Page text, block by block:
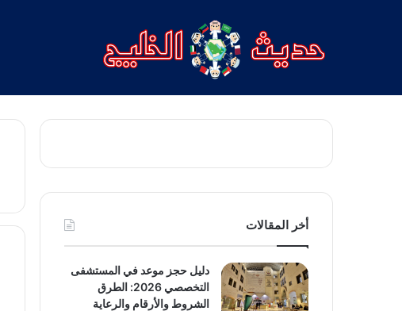
أخر المقالات
دليل حجز موعد في المستشفى
التخصصي 2026: الطرق
الشروط والأرقام والرعاية